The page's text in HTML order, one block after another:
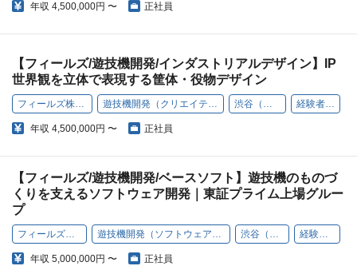
年収 4,500,000円 〜 正社員
【フィールズ/遊技機開発/インダストリアルデザイン】IP
世界観を立体で表現する筐体・役物デザイン
フィールズ株式会社 遊技機開発（クリエイティブ職） 渋谷（本社） 経験者歓迎
年収 4,500,000円 〜 正社員
【フィールズ/遊技機開発/ベースソフト】遊技機のものづ
くりを支えるソフトウェア開発｜東証プライム上場グルー
プ
フィールズ株式会社 遊技機開発（ソフトウェアエンジニア） 渋谷（本社） 経験者歓迎
年収 5,000,000円 〜 正社員